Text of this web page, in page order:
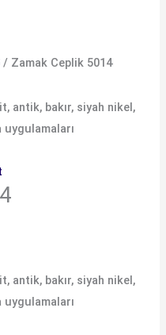
/ Zamak Ceplik 5014
antik, bakır, siyah nikel,
antik, bakır, siyah nikel,